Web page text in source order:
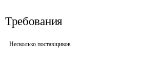
Требования
Несколько поставщиков